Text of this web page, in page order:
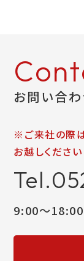
お問い合わ
※ご来社の際
お越しください
9:00～18:00